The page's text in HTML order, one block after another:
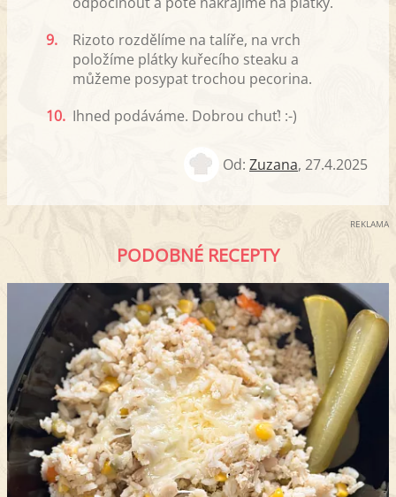
9.
Rizoto rozdělíme na talíře, na vrch
položíme plátky kuřecího steaku a
můžeme posypat trochou pecorina.
10. Ihned podáváme. Dobrou chuť! :-)
Od: Zuzana, 27.4.2025
REKLAMA
PODOBNÉ RECEPTY